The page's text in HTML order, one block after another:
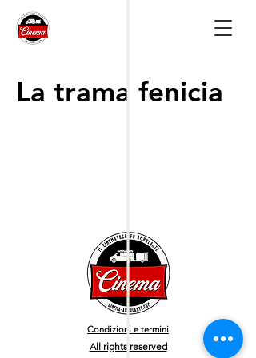
La trama fenicia
Condizioni e termini
All rights reserved